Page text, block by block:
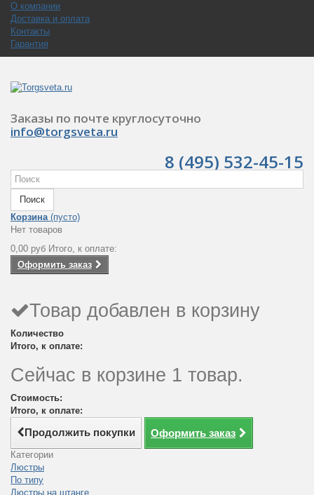
О компании
Доставка и оплата
Контакты
Гарантия
Заказы по почте круглосуточно
info@torgsveta.ru
8 (495) 532-45-15
Поиск
Корзина (пусто)
Нет товаров
0,00 руб Итого, к оплате:
Оформить заказ
Товар добавлен в корзину
Количество
Итого, к оплате:
Сейчас в корзине 1 товар.
Стоимость:
Итого, к оплате:
Продолжить покупки Оформить заказ
Категории
Люстры
По типу
Люстры на штанге